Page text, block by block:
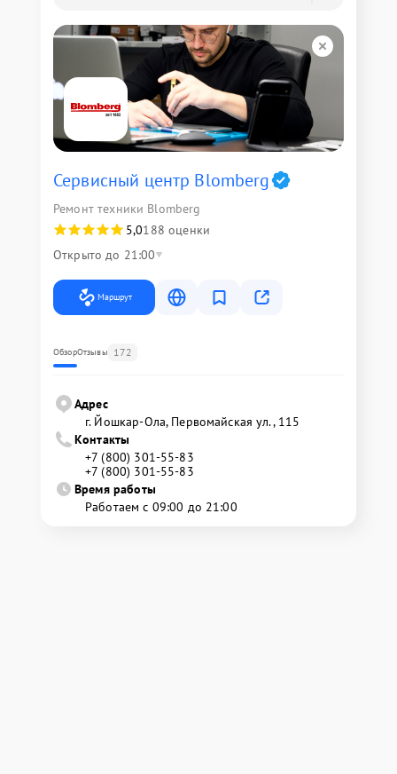
Сервисный центр Blomberg
Ремонт техники Blomberg
5,0188 оценки
Открыто до 21:00
Маршрут
ОбзорОтзывы 172
Адрес
г. Йошкар-Ола, Первомайская ул., 115
Контакты
+7 (800) 301-55-83
+7 (800) 301-55-83
Время работы
Работаем с 09:00 до 21:00